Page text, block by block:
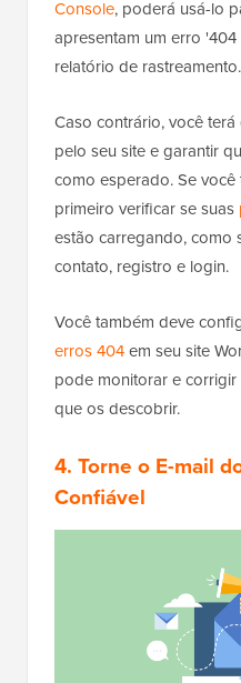
Console, poderá usá-lo
apresentam um erro
relatório de rastreamento.
Caso contrário, você
pelo seu site e garantir
como esperado. Se
primeiro verificar se suas
estão carregando, como
contato, registro e login.
Você também deve
erros 404em seu site
pode monitorar e corrigir
que os descobrir.
4. Torne o E-mail
Confiável